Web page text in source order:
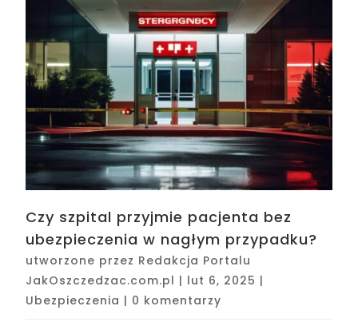
Czy szpital przyjmie pacjenta bez
ubezpieczenia w nagłym przypadku?
utworzone przez Redakcja Portalu
JakOszczedzac.com.pl | lut 6, 2025 |
Ubezpieczenia | 0 komentarzy